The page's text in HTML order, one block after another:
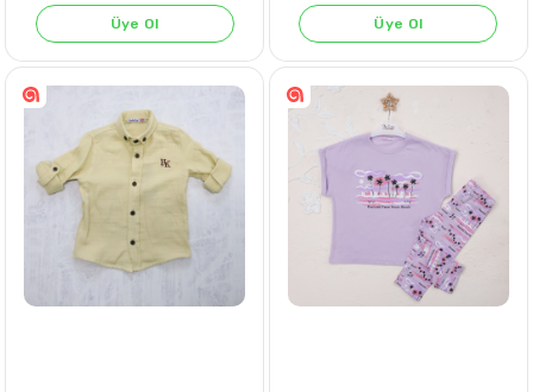
ADET
Üye Ol
ADET
Üye Ol